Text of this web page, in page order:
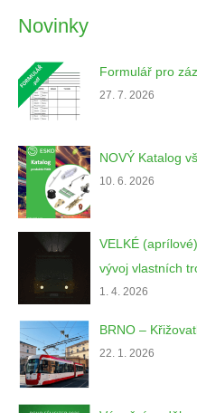
Novinky
Formulář pro
27. 7. 2026
NOVÝ Katalog
10. 6. 2026
VELKÉ
vývoj vlastních
1. 4. 2026
BRNO –
22. 1. 2026